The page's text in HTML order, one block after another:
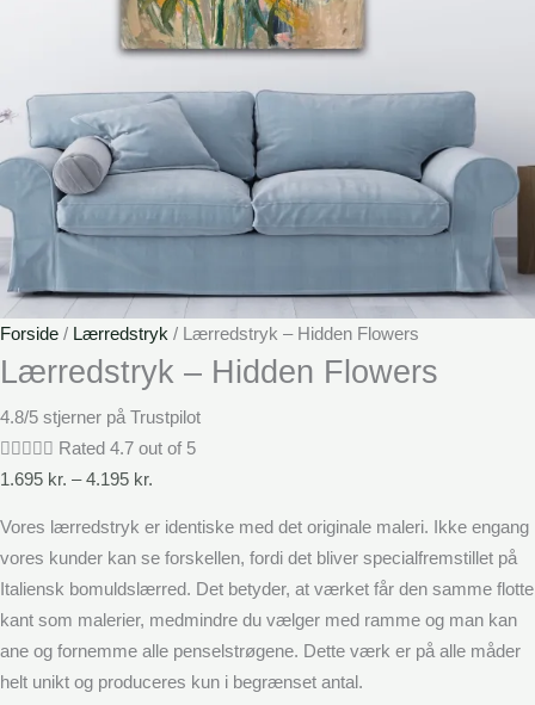
Forside / Lærredstryk / Lærredstryk – Hidden Flowers
Lærredstryk – Hidden Flowers
4.8/5 stjerner på Trustpilot
     Rated 4.7 out of 5
1.695 kr. – 4.195 kr.
Vores lærredstryk er identiske med det originale maleri. Ikke engang
vores kunder kan se forskellen, fordi det bliver specialfremstillet på
Italiensk bomuldslærred. Det betyder, at værket får den samme flotte
kant som malerier, medmindre du vælger med ramme og man kan
ane og fornemme alle penselstrøgene. Dette værk er på alle måder
helt unikt og produceres kun i begrænset antal.